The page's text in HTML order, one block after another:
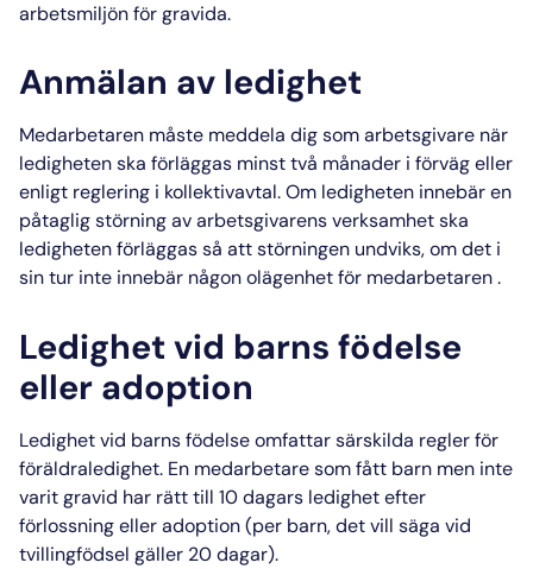
arbetsmiljön för gravida.
Anmälan av ledighet
Medarbetaren måste meddela dig somarbetsgivare när
ledigheten ska förläggas minst två månader i förväg eller
enligt reglering i kollektivavtal. Om ledigheten innebär en
påtaglig störning av arbetsgivarens verksamhet ska
ledigheten förläggas så att störningen undviks, om det i
sin tur inte innebär någon olägenhet för medarbetaren .
Ledighet vid barns födelse
eller adoption
Ledighet vid barns födelseomfattar särskilda regler för
föräldraledighet. En medarbetare som fått barn men inte
varit gravid har rätt till 10 dagars ledighet efter
förlossning eller adoption (per barn, det vill säga vid
tvillingfödsel gäller 20 dagar).